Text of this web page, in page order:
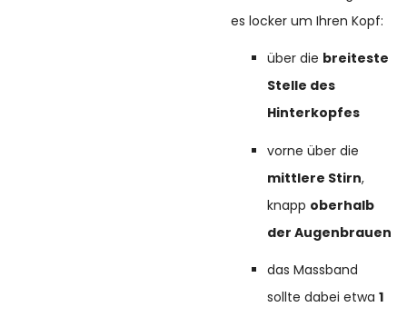
es locker um Ihren Kopf:
über die breiteste
Stelle des
Hinterkopfes
vorne über die
mittlere Stirn,
knapp oberhalb
der Augenbrauen
das Massband
sollte dabei etwa1